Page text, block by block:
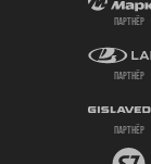
партнёр
партнёр
партнёр